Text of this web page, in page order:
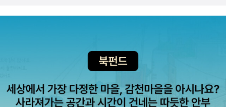
한 책입니다.나머지장의 주제들 또한 우리를 둘러싼 자연환경이 과거
로부터 어떻게 우리의 삶에 영향을 끼치고 어떤 변화를 가져왔는지
제 개선을 위한 노력들, 자연의 재앙에 대처하는 우리의 자세까지도